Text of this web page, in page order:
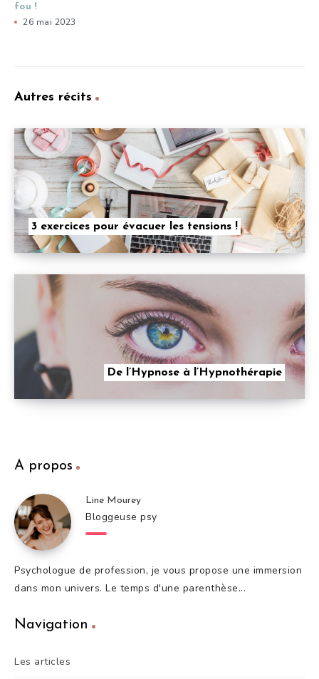
fou !
26 mai 2023
Autres récits
3 exercices pour évacuer les tensions !
De l’Hypnose à l’Hypnothérapie
A propos
Line Mourey
Bloggeuse psy
Psychologue de profession, je vous propose une immersion
dans mon univers. Le temps d'une parenthèse...
Navigation
Les articles